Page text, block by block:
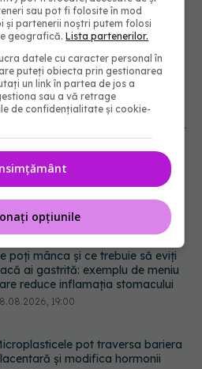
Google News -
poți mânca și ce trebuie să eviți
dacă ai gastrită: exemplu de meniu
19:00
pot traversa bariera
și modifica hormonii
18:00
genial cu ceai negru pentru
Tot mai multe femei îl adoră
sau pot fi folosite în mod
și partenerii noștri putem folosi
geografică.Lista partenerilor.
datele cu caracter personal în
puteți obiecta prin gestionarea
un link în partea de jos a
sau a vă retrage
de confidențialitate și cookie-
opțiunile